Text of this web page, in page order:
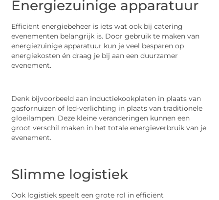
Energiezuinige apparatuur
Efficiënt energiebeheer is iets wat ook bij catering
evenementen belangrijk is. Door gebruik te maken van
energiezuinige apparatuur kun je veel besparen op
energiekosten én draag je bij aan een duurzamer
evenement.
Denk bijvoorbeeld aan inductiekookplaten in plaats van
gasfornuizen of led-verlichting in plaats van traditionele
gloeilampen. Deze kleine veranderingen kunnen een
groot verschil maken in het totale energieverbruik van je
evenement.
Slimme logistiek
Ook logistiek speelt een grote rol in efficiënt